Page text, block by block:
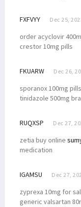
FXFVYY Dec 25,
order acyclovir
crestor 10mg pills
FKUARW Dec 26,
sporanox 100mg pills
tinidazole 500mg
RUQXSP Dec 27,
zetia buy online
medication
IGAMSU Dec 27,
zyprexa 10mg for
generic valsartan